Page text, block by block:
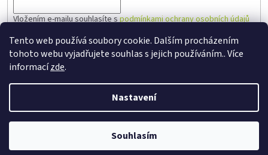
Tento web používá soubory cookie. Dalším procházením
tohoto webu vyjadřujete souhlas s jejich používáním.. Více
informacízde.
Nastavení
Souhlasím
Vložením e-mailu souhlasíte spodmínkami ochrany osobních údajů
PŘIHLÁSIT SE
Vytvořil Shoptet
Hřiště Slavík. Všechna práva vyhrazena.